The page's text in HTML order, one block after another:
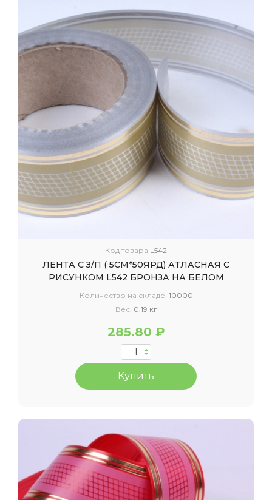
Код товара L542
ЛЕНТА С З/П ( 5СМ*50ЯРД) АТЛАСНАЯ С
РИСУНКОМ L542 БРОНЗА НА БЕЛОМ
Количество на складе: 10000
Вес: 0.19 кг
285.80 ₽
Купить